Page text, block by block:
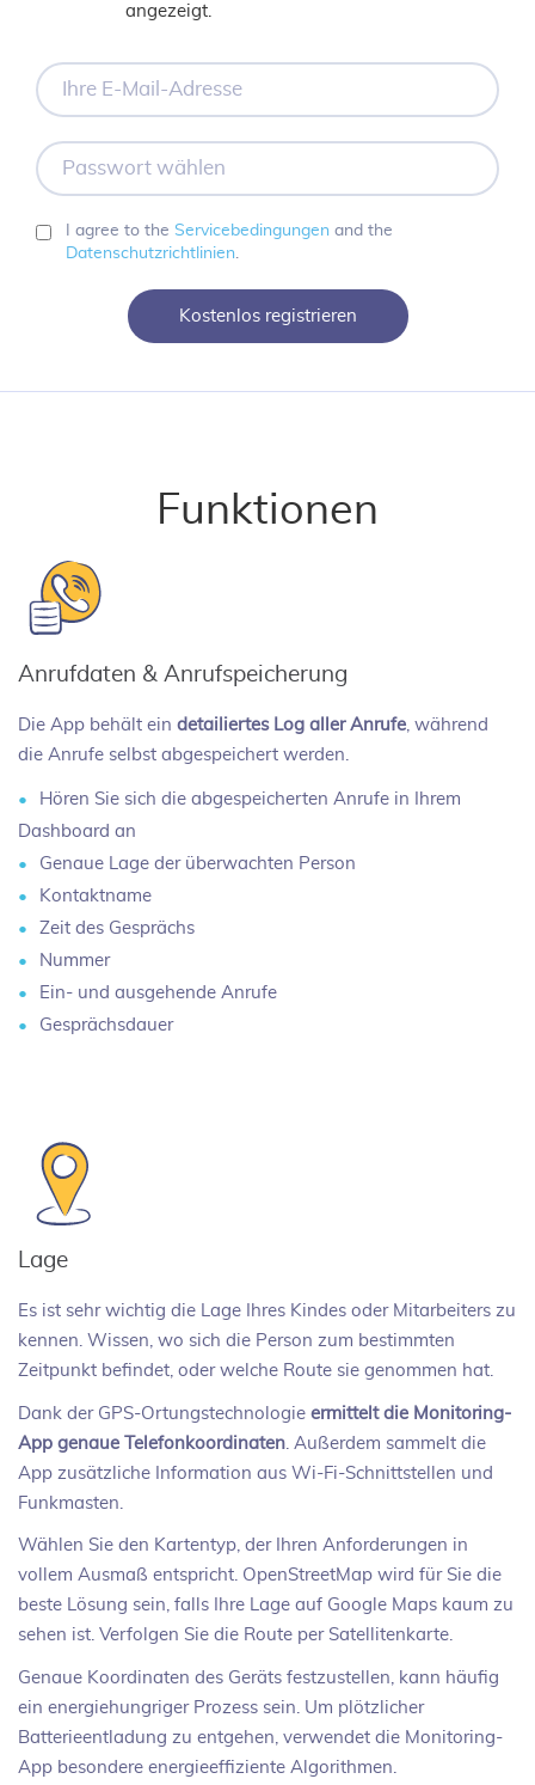
angezeigt.
Mail-
Adresse
I agree to the Servicebedingungenand the
Datenschutzrichtlinien.
Kostenlos registrieren
Funktionen
Anrufdaten & Anrufspeicherung
Die App behält ein detailiertes Log aller Anrufe, während
die Anrufe selbst abgespeichert werden.
Hören Sie sich die abgespeicherten Anrufe in Ihrem
Dashboard an
Genaue Lage der überwachten Person
Kontaktname
Zeit des Gesprächs
Nummer
Ein- und ausgehende Anrufe
Gesprächsdauer
Lage
Es ist sehr wichtig die Lage Ihres Kindes oder Mitarbeiters zu
kennen. Wissen, wo sich die Person zum bestimmten
Zeitpunkt befindet, oder welche Route sie genommen hat.
Dank der GPS-Ortungstechnologie ermittelt die Monitoring-
App genaue Telefonkoordinaten . Außerdem sammelt die
App zusätzliche Information aus Wi-Fi-Schnittstellen und
Funkmasten.
Wählen Sie den Kartentyp, der Ihren Anforderungen in
vollem Ausmaß entspricht. OpenStreetMap wird für Sie die
beste Lösung sein, falls Ihre Lage auf Google Maps kaum zu
sehen ist. Verfolgen Sie die Route per Satellitenkarte.
Genaue Koordinaten des Geräts festzustellen, kann häufig
ein energiehungriger Prozess sein. Um plötzlicher
Batterieentladung zu entgehen, verwendet die Monitoring-
App besondere energieeffiziente Algorithmen.